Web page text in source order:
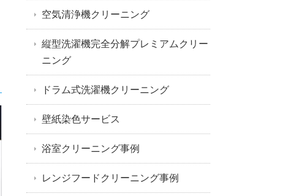
空気清浄機クリーニング
縦型洗濯機完全分解プレミアムクリー
ニング
ドラム式洗濯機クリーニング
壁紙染色サービス
浴室クリーニング事例
レンジフードクリーニング事例